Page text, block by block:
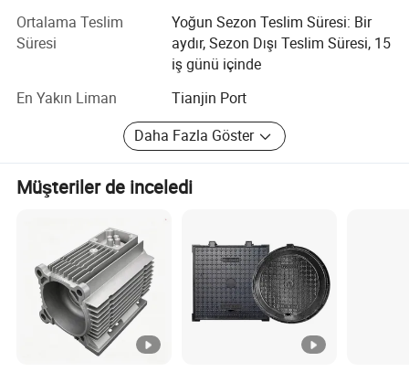
Ortalama Teslim
Süresi
Yoğun Sezon Teslim Süresi: Bir
aydır, Sezon Dışı Teslim Süresi, 15
iş günü içinde
En Yakın Liman
Tianjin Port
Daha Fazla Göster
Müşteriler de inceledi